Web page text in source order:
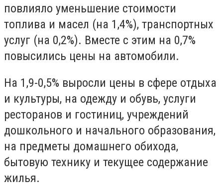
повлияло уменьшение стоимости
топлива и масел (на 1,4%), транспортных
услуг (на 0,2%). Вместе с этим на 0,7%
повысились цены на автомобили.
На 1,9-0,5% выросли цены в сфере отдыха
и культуры, на одежду и обувь, услуги
ресторанов и гостиниц, учреждений
дошкольного и начального образования,
на предметы домашнего обихода,
бытовую технику и текущее содержание
жилья.